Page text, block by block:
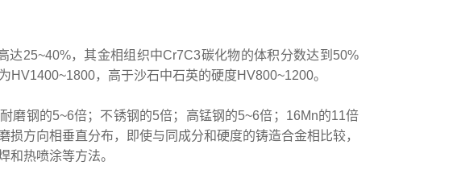
达25~40%，其金相组织中Cr7C3碳化物的体积分数达到50%
HV1400~1800，高于沙石中石英的硬度HV800~1200。
磨钢的5~6倍；不锈钢的5倍；高锰钢的5~6倍；16Mn的11倍
损方向相垂直分布，即使与同成分和硬度的铸造合金相比较，
和热喷涂等方法。